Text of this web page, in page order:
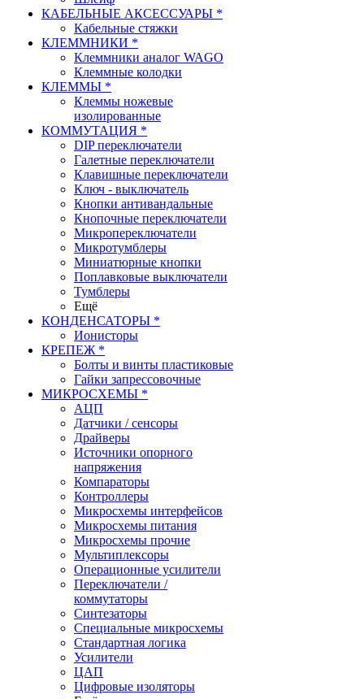
КАБЕЛЬНЫЕ АКСЕССУАРЫ *
Кабельные стяжки
КЛЕММНИКИ *
Клеммники аналог WAGO
Клеммные колодки
КЛЕММЫ *
Клеммы ножевые
изолированные
КОММУТАЦИЯ *
DIP переключатели
Галетные переключатели
Клавишные переключатели
Ключ - выключатель
Кнопки антивандальные
Кнопочные переключатели
Микропереключатели
Микротумблеры
Миниатюрные кнопки
Поплавковые выключатели
Тумблеры
Ещё
КОНДЕНСАТОРЫ *
Ионисторы
КРЕПЕЖ *
Болты и винты пластиковые
Гайки запрессовочные
МИКРОСХЕМЫ *
АЦП
Датчики / сенсоры
Драйверы
Источники опорного
напряжения
Компараторы
Контроллеры
Микросхемы интерфейсов
Микросхемы питания
Микросхемы прочие
Мультиплексоры
Операционные усилители
Переключатели /
коммутаторы
Синтезаторы
Специальные микросхемы
Стандартная логика
Усилители
ЦАП
Цифровые изоляторы